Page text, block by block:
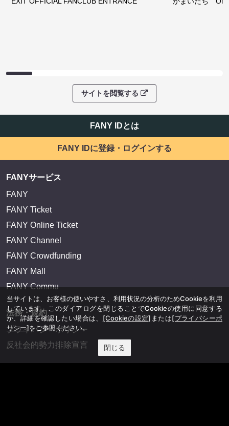
サイトを閲覧する
FANY IDとは
FANY IDに登録・ログインする
FANYサービス
FANY
FANY Ticket
FANY Online Ticket
FANY Channel
FANY Crowdfunding
FANY Mall
FANY Commu
法務・規約
プライバシーポリシー
反社会的勢力排除宣言
当サイトは、お客様の使いやすさ、利用状況の分析のためCookieを利用
しています。このダイアログを閉じることでCookieの使用に同意する
か、詳細を確認したい場合は、 [Cookieの設定] または[プライバシーポ
リシー]をご参照ください。
閉じる